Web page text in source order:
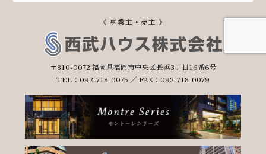
《 事業主・売主 》
〒810-0072 福岡県福岡市中央区長浜3丁目16番6号
TEL：092-718-0075 ／ FAX：092-718-0079